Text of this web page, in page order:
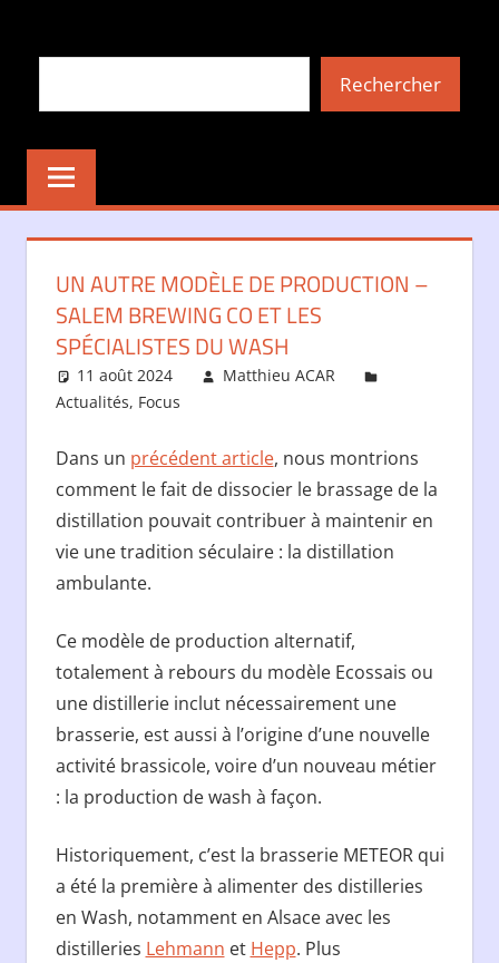
RechercherRechercher
UN AUTRE MODÈLE DE PRODUCTION –
SALEM BREWING CO ET LES
SPÉCIALISTES DU WASH
11 août 2024
Matthieu ACAR
Actualités, Focus
Dans un précédent article, nous montrions
comment le fait de dissocier le brassage de la
distillation pouvait contribuer à maintenir en
vie une tradition séculaire : la distillation
ambulante.
Ce modèle de production alternatif,
totalement à rebours du modèle Ecossais ou
une distillerie inclut nécessairement une
brasserie, est aussi à l’origine d’une nouvelle
activité brassicole, voire d’un nouveau métier
: la production de wash à façon.
Historiquement, c’est la brasserie METEOR qui
a été la première à alimenter des distilleries
en Wash, notamment en Alsace avec les
distilleries Lehmann et Hepp. Plus